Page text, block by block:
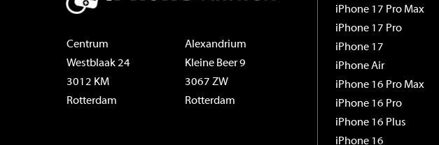
Centrum
Westblaak 24
3012 KM
Rotterdam
Alexandrium
Kleine Beer 9
3067 ZW
Rotterdam
iPhone 17 Pro Max
iPhone 17 Pro
iPhone 17
iPhone Air
iPhone 16 Pro Max
iPhone 16 Pro
iPhone 16 Plus
iPhone 16